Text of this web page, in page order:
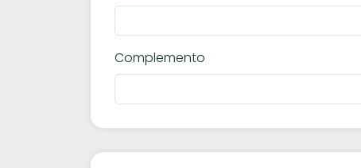
Complemento